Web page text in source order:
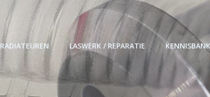
RADIATEUREN LASWERK / REPARATIE KENNISBANK